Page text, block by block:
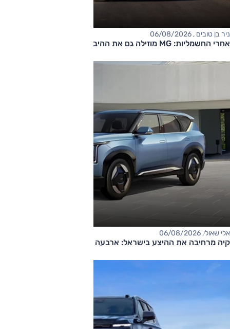
ניר בן טובים , 06/08/2026
אחרי החשמליות: MG מוזילה גם את ההיברידיות
אלי שאולי, 06/08/2026
קיה מרחיבה את ההיצע בישראל: ארבעה דגמים חדשים בדרך